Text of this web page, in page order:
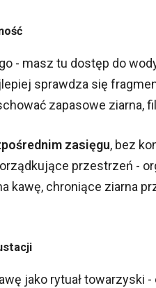
- masz tu dostęp do
sprawdza się
zapasowe ziarna,
zasięgu, bez
przestrzeń -
kawę, chroniące ziarna
jako rytuał towarzyski